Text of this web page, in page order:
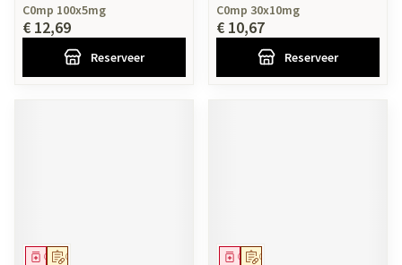
C0mp 100x5mg
€ 12,69
Reserveer
C0mp 30x10mg
€ 10,67
Reserveer
Op voorschrift
Geneesmiddel Op voorschrift
Geneesmiddel